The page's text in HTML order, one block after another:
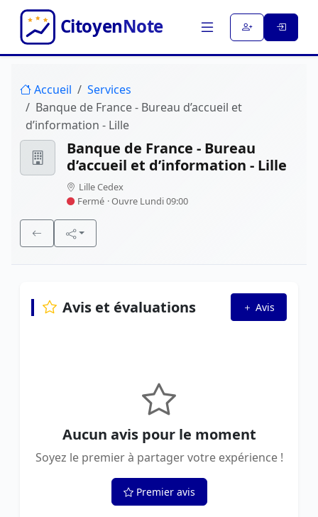
Accueil
Services
Banque de France - Bureau d’accueil et
d’information - Lille
Banque de France - Bureau
d’accueil et d’information - Lille
Lille Cedex
Fermé · Ouvre Lundi 09:00
Avis et évaluations Avis
Aucun avis pour le moment
Soyez le premier à partager votre expérience !
Premier avis